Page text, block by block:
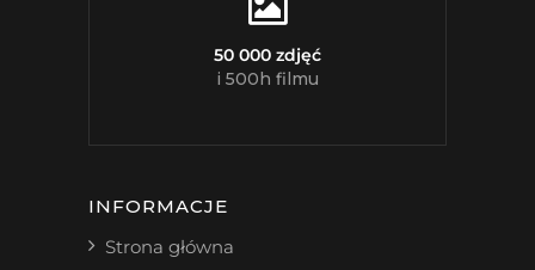
50 000 zdjęć
i 500h filmu
INFORMACJE
Strona główna